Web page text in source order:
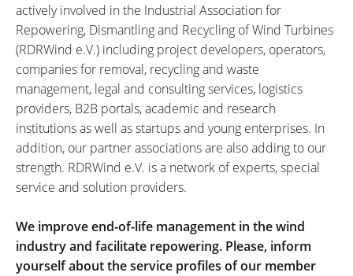
actively involved in the Industrial Association for
Repowering, Dismantling and Recycling of Wind Turbines
(RDRWind e.V.) including project developers, operators,
companies for removal, recycling and waste
management, legal and consulting services, logistics
providers, B2B portals, academic and research
institutions as well as startups and young enterprises. In
addition, our partner associations are also adding to our
strength. RDRWind e.V. is a network of experts, special
service and solution providers.
We improve end-of-life management in the wind
industry and facilitate repowering. Please, inform
yourself about the service profiles of our member